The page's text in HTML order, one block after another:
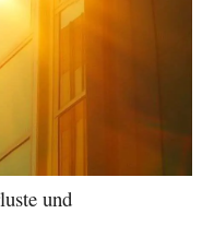
und